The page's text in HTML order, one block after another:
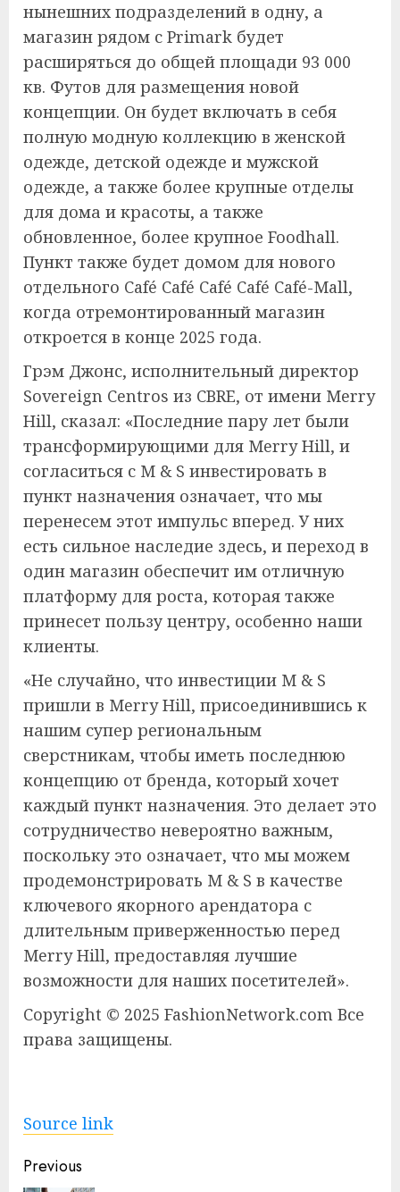
нынешних подразделений в одну, а
магазин рядом с Primark будет
расширяться до общей площади 93 000
кв. Футов для размещения новой
концепции. Он будет включать в себя
полную модную коллекцию в женской
одежде, детской одежде и мужской
одежде, а также более крупные отделы
для дома и красоты, а также
обновленное, более крупное Foodhall.
Пункт также будет домом для нового
отдельного Café Café Café Café Café-Mall,
когда отремонтированный магазин
откроется в конце 2025 года.
Грэм Джонс, исполнительный директор
Sovereign Centros из CBRE, от имени Merry
Hill, сказал: «Последние пару лет были
трансформирующими для Merry Hill, и
согласиться с M & S инвестировать в
пункт назначения означает, что мы
перенесем этот импульс вперед. У них
есть сильное наследие здесь, и переход в
один магазин обеспечит им отличную
платформу для роста, которая также
принесет пользу центру, особенно наши
клиенты.
«Не случайно, что инвестиции M & S
пришли в Merry Hill, присоединившись к
нашим супер региональным
сверстникам, чтобы иметь последнюю
концепцию от бренда, который хочет
каждый пункт назначения. Это делает это
сотрудничество невероятно важным,
поскольку это означает, что мы можем
продемонстрировать M & S в качестве
ключевого якорного арендатора с
длительным приверженностью перед
Merry Hill, предоставляя лучшие
возможности для наших посетителей».
Copyright © 2025 FashionNetwork.com Все
права защищены.
Source link
Continue
Previous